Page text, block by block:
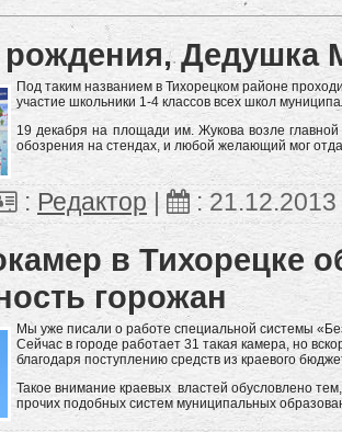
Дедушка
Под таким названием в Тихорецком районе
участие школьники 1-4 классов всех школ
19 декабря на площади им. Жукова возле
обозрения на стендах, и любой желающий мог
: Редактор| :21.12.2013
в Тихорецке
горожан
Мы уже писали о работе специальной системы
Сейчас в городе работает 31 такая камера, но
благодаря поступлению средств из краевого
Такое внимание краевых властей обусловлено
прочих подобных систем муниципальных